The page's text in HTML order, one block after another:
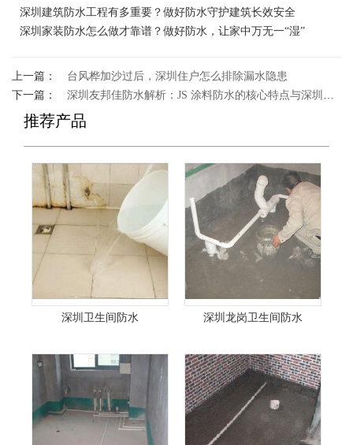
深圳建筑防水工程有多重要？做好防水守护建筑长效安全
深圳家装防水怎么做才靠谱？做好防水，让家中万无一“湿”
上一篇：
台风桦加沙过后，深圳住户怎么排除漏水隐患
下一篇：
深圳友邦佳防水解析：JS 涂料防水的核心特点与深圳场景适配优势
推荐产品
深圳卫生间防水 深圳龙岗卫生间防水